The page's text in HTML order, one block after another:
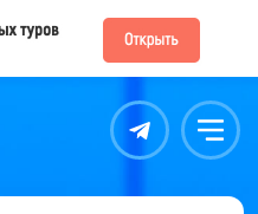
Контакты Меню